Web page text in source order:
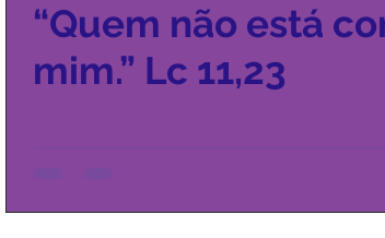
“Quem não está
mim.” Lc 11,23